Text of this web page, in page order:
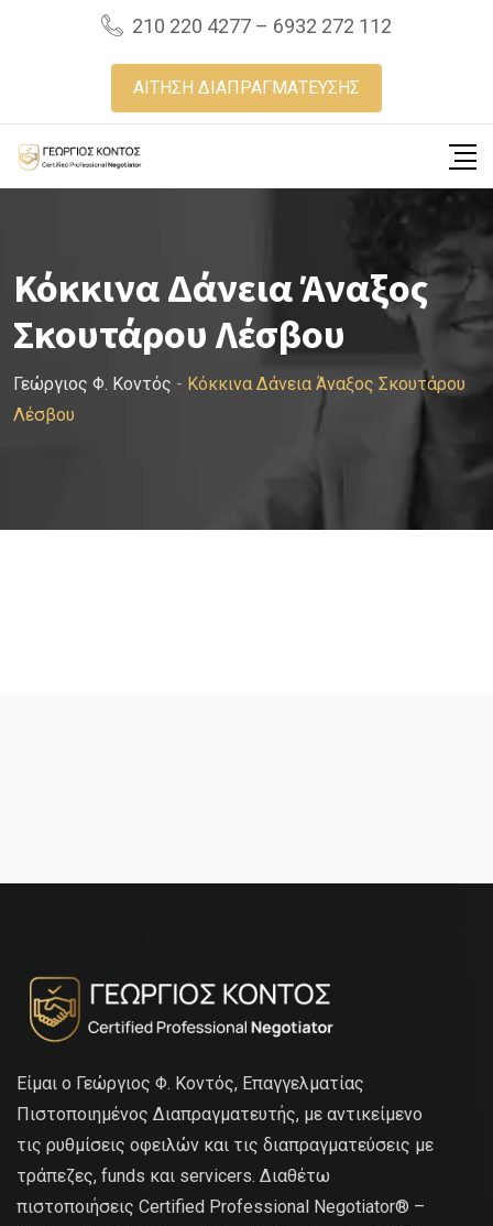
210 220 4277 – 6932 272 112
ΑΙΤΗΣΗ ΔΙΑΠΡΑΓΜΑΤΕΥΣΗΣ
Κόκκινα Δάνεια Άναξος
Σκουτάρου Λέσβου
Γεώργιος Φ. Κοντός - Κόκκινα Δάνεια Άναξος Σκουτάρου
Λέσβου
Είμαι ο Γεώργιος Φ. Κοντός, Επαγγελματίας
Πιστοποιημένος Διαπραγματευτής, με αντικείμενο
τις ρυθμίσεις οφειλών και τις διαπραγματεύσεις με
τράπεζες, funds και servicers. Διαθέτω
πιστοποιήσεις Certified Professional Negotiator® –